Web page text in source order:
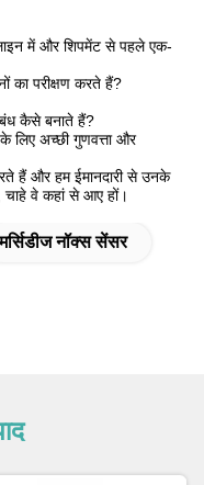
में और शिपमेंट से पहले एक-
का परीक्षण करते हैं?
कैसे बनाते हैं?
लिए अच्छी गुणवत्ता और
हैं और हम ईमानदारी से उनके
चाहे वे कहां से आए हों।
मर्सिडीज नॉक्स सेंसर